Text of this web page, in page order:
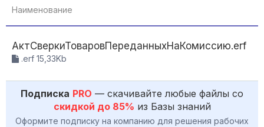
Наименование
АктСверкиТоваровПереданныхНаКомиссию.erf
.erf 15,33Kb
Подписка PRO — скачивайте любые файлы со
скидкой до 85% из Базы знаний
Оформите подписку на компанию для решения рабочих